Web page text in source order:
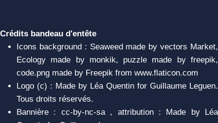
Crédits bandeau d'entête
Icons background : Seaweed made by vectors Market,
Ecology made by monkik, puzzle made by freepik,
code.png made by Freepik from www.flaticon.com
Logo (c) : Made by Léa Quentin for Guillaume Leguen.
Tous droits réservés.
Bannière : cc-by-nc-sa , attribution : Made by Léa